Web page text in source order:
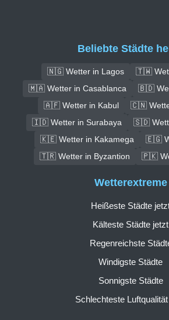
Beliebte Städte
🇳🇬 Wetter in Lagos
🇹🇼
🇲🇦 Wetter in Casablanca
🇧🇩
🇦🇫 Wetter in Kabul
🇨🇳
🇮🇩 Wetter in Surabaya
🇸🇩
🇰🇪 Wetter in Kakamega
🇪🇬
🇹🇷 Wetter in Byzantion
🇵🇰
Wetterextreme
Heißeste Städte
Kälteste Städte jetzt
Regenreichste
Windigste Städte
Sonnigste Städte
Schlechteste